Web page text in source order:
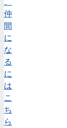
仲
間
に
な
る
に
は
こ
ち
ら